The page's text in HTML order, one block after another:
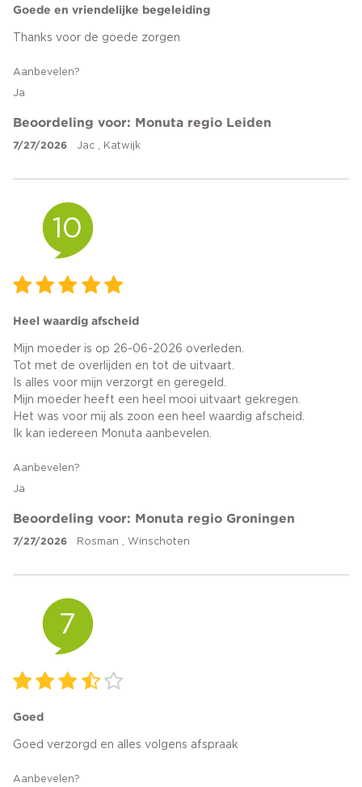
Goede en vriendelijke begeleiding
Thanks voor de goede zorgen
Aanbevelen?
Ja
Beoordeling voor: Monuta regio Leiden
7/27/2026 Jac , Katwijk
10
Heel waardig afscheid
Mijn moeder is op 26-06-2026 overleden.
Tot met de overlijden en tot de uitvaart.
Is alles voor mijn verzorgt en geregeld.
Mijn moeder heeft een heel mooi uitvaart gekregen.
Het was voor mij als zoon een heel waardig afscheid.
Ik kan iedereen Monuta aanbevelen.
Aanbevelen?
Ja
Beoordeling voor: Monuta regio Groningen
7/27/2026 Rosman , Winschoten
7
Goed
Goed verzorgd en alles volgens afspraak
Aanbevelen?